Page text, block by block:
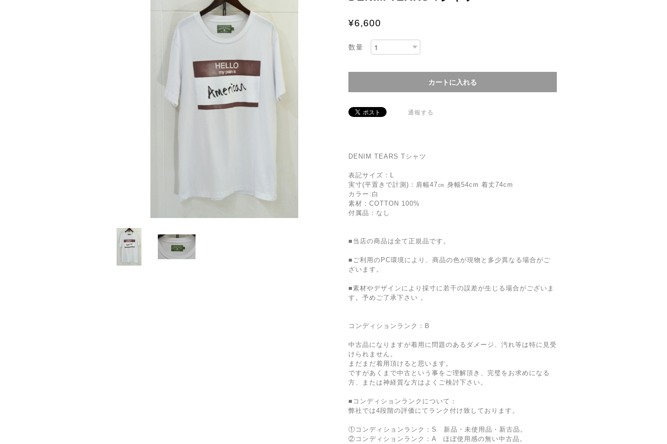
¥6,600
数量
通報する
DENIM TEARS Tシャツ
表記サイズ：L
実寸(平置きで計測)：肩幅47㎝ 身幅54cm 着丈74cm
カラー:白
素材：COTTON 100%
付属品：なし
■当店の商品は全て正規品です。
■ご利用のPC環境により、商品の色が現物と多少異なる場合がご
ざいます。
■素材やデザインにより採寸に若干の誤差が生じる場合がございま
す。予めご了承下さい 。
コンディションランク：B
中古品になりますが着用に問題のあるダメージ、汚れ等は特に見受
けられません。
まだまだ着用頂けると思います。
ですがあくまで中古という事をご理解頂き、完璧をお求めになる
方、または神経質な方はよくご検討下さい。
■コンディションランクについて：
弊社では4段階の評価にてランク付け致しております。
①コンディションランク：S 新品・未使用品・新古品。
②コンディションランク：A ほぼ使用感の無い中古品。